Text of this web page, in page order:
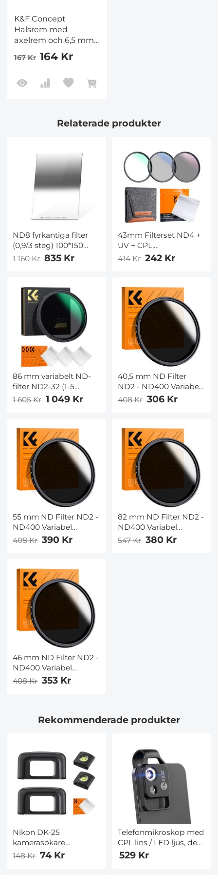
K&F Concept
Halsrem med
axelrem och 6,5 mm
skruv för Pocket 3,
Axelrem för DJI
tillbehör, Beige
167 Kr 164 Kr
Relaterade produkter
ND8 fyrkantiga filter
(0,9/3 steg) 100*150
mm omvänd
Optiskt glas GND Slim
HD Nano-beläggning
Vattentät
1 160 Kr 835 Kr
43mm Filterset ND4 +
UV + CPL,
Rengöringspenna,
414 Kr 242 Kr
86 mm variabelt ND-
filter ND2-32 (1-5
stopp), neutralt
fleck, Nanotec,
ultratunt,
väderbeständigt
1 605 Kr 1 049 Kr
40,5 mm ND Filter
ND2 - ND400 Variabel
+Rengöringsduk (1-9
Filter Lämplig för
Canon Nikon DSLR-
Kameror
408 Kr 306 Kr
55 mm ND Filter ND2 -
ND400 Variabel
+Rengöringsduk (1-9
Filter Lämplig för
Canon Nikon DSLR-
Kameror
408 Kr 390 Kr
82 mm ND Filter ND2 -
ND400 Variabel
+Rengöringsduk (1-9
547 Kr 380 Kr
46 mm ND Filter ND2 -
ND400 Variabel
+Rengöringsduk (1-9
Canon Nikon DSLR-
408 Kr 353 Kr
Rekommenderade produkter
Nikon DK-25
kamerasökare
ögonmussla*2+varmskonivå*2+dammsugningsduk*1
148 Kr 74 Kr
Telefonmikroskop med
CPL lins / LED ljus, den
bästa bärbara 200X
529 Kr